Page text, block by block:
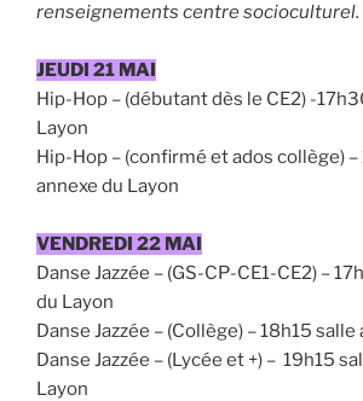
renseignements centre socioculturel.
JEUDI 21 MAI
Hip-Hop – (débutant dès le CE2) -
Layon
Hip-Hop – (confirmé et ados collège)
annexe du Layon
VENDREDI 22 MAI
Danse Jazzée – (GS-CP-CE1-CE2) –
du Layon
Danse Jazzée – (Collège) – 18h15
Danse Jazzée – (Lycée et +) – 19h15
Layon